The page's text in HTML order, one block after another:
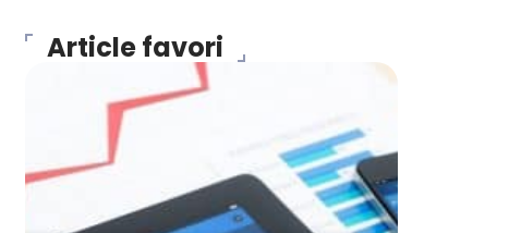
Article favori